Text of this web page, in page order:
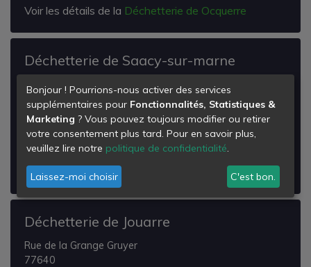
Voir les détails de la Déchetterie de Ocquerre
Déchetterie de Saacy-sur-marne
D55 - Lieu dit des Couturelles
Direction Nanteuil-sur-Marne
77730
Saâcy-sur-Marne
Voir les détails de laDéchetterie de Saacy-sur-
marne
Déchetterie de Jouarre
Rue de la Grange Gruyer
77640
Bonjour ! Pourrions-nous activer des services
supplémentaires pour Fonctionnalités, Statistiques &
Marketing ? Vous pouvez toujours modifier ou retirer
votre consentement plus tard. Pour en savoir plus,
veuillez lire notre politique de confidentialité.
Laissez-moi choisir C'est bon.